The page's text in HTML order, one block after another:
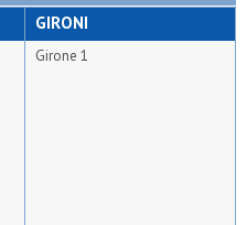
GIRONI
Girone 1